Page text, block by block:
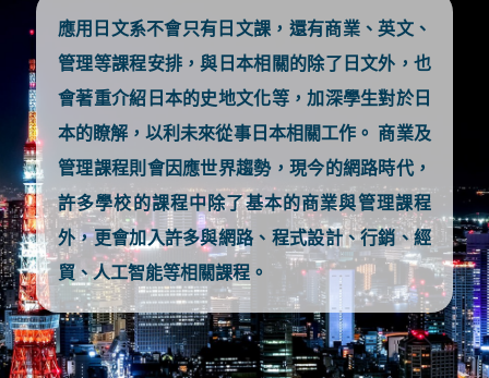
應用日文系不會只有日文課，還有商業、英文、
管理等課程安排，與日本相關的除了日文外，也
會著重介紹日本的史地文化等，加深學生對於日
本的瞭解，以利未來從事日本相關工作。 商業及
管理課程則會因應世界趨勢，現今的網路時代，
許多學校的課程中除了基本的商業與管理課程
外，更會加入許多與網路、程式設計、行銷、經
貿、人工智能等相關課程。